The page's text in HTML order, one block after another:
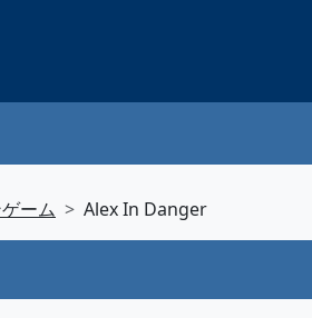
ーム Alex In Danger